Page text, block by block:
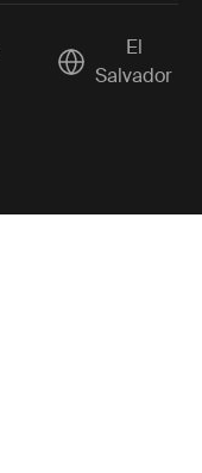
Current market/
El
Salvador